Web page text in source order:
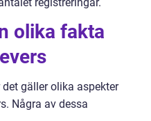
registreringar.
olika fakta
gäller olika aspekter
Några av dessa